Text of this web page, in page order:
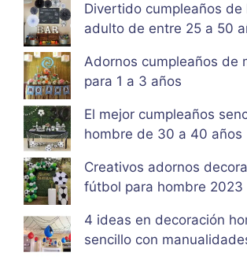
Divertido cumpleaños de
adulto de entre 25 a 50
Adornos cumpleaños de
para 1 a 3 años
El mejor cumpleaños
hombre de 30 a 40 años
Creativos adornos
fútbol para hombre 2023
4 ideas en decoración
sencillo con